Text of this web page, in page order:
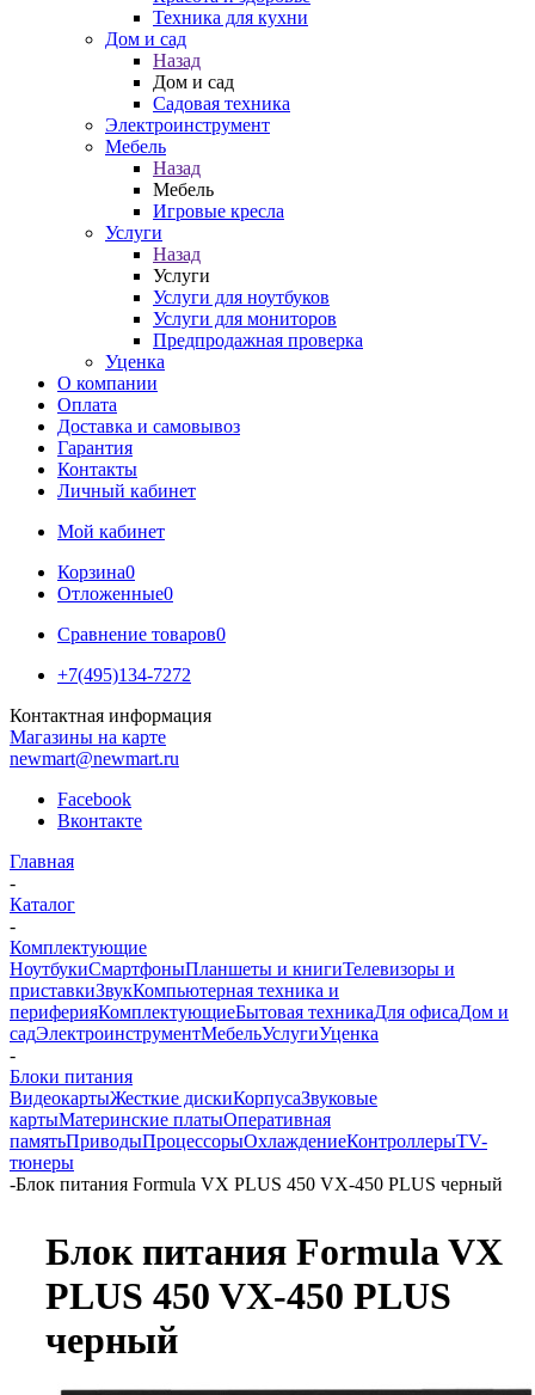
Техника для кухни
Дом и сад
Назад
Дом и сад
Садовая техника
Электроинструмент
Мебель
Назад
Мебель
Игровые кресла
Услуги
Назад
Услуги
Услуги для ноутбуков
Услуги для мониторов
Предпродажная проверка
Уценка
О компании
Оплата
Доставка и самовывоз
Гарантия
Контакты
Личный кабинет
Мой кабинет
Корзина0
Отложенные0
Сравнение товаров0
+7(495)134-7272
Контактная информация
Магазины на карте
newmart@newmart.ru
Facebook
Вконтакте
Главная
-
Каталог
-
Комплектующие
НоутбукиСмартфоныПланшеты и книгиТелевизоры и
приставкиЗвукКомпьютерная техника и
периферияКомплектующиеБытовая техникаДля офисаДом и
садЭлектроинструментМебельУслугиУценка
-
Блоки питания
ВидеокартыЖесткие дискиКорпусаЗвуковые
картыМатеринские платыОперативная
памятьПриводыПроцессорыОхлаждениеКонтроллерыTV-
тюнеры
-Блок питания Formula VX PLUS 450 VX-450 PLUS черный
Блок питания Formula VX
PLUS 450 VX-450 PLUS
черный